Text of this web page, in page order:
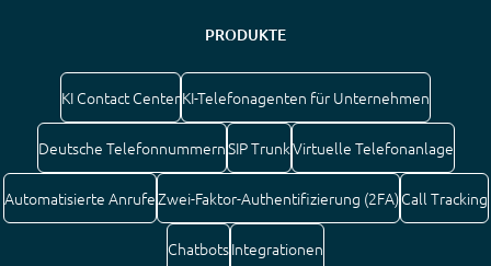
PRODUKTE
KI Contact CenterKI-Telefonagenten für Unternehmen
Deutsche TelefonnummernSIP TrunkVirtuelle Telefonanlage
Automatisierte AnrufeZwei-Faktor-Authentifizierung (2FA)Call Tracking
ChatbotsIntegrationen